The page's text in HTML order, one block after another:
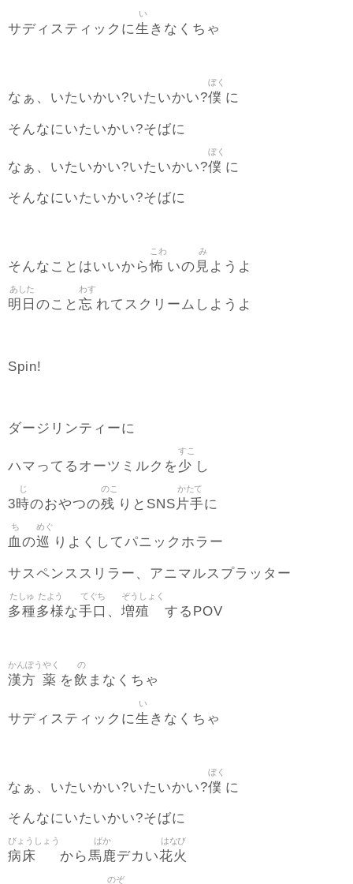
サディスティックに生
い
きなくちゃ
なぁ、いたいかい?いたいかい?僕
ぼく
に
そんなにいたいかい?そばに
なぁ、いたいかい?いたいかい?僕
ぼく
に
そんなにいたいかい?そばに
そんなことはいいから怖
こわ
いの 見
み
ようよ
明日
あした
のこと 忘
わす
れてスクリームしようよ
Spin!
ダージリンティーに
ハマってるオーツミルクを少
すこ
し
3時
じ
のおやつの残
のこ
りとSNS片手
かたて
に
血
ち
の巡
めぐ
りよくしてパニックホラー
サスペンススリラー、アニマルスプラッター
多種
たしゅ
多様
たよう
な手口
てぐち
、 増殖
ぞうしょく
するPOV
漢方
かんぽう
薬
やく
を飲
の
まなくちゃ
サディスティックに生
い
きなくちゃ
なぁ、いたいかい?いたいかい?僕
ぼく
に
そんなにいたいかい?そばに
病床
びょうしょう
から馬鹿
ばか
デカい花火
はなび
のぞ